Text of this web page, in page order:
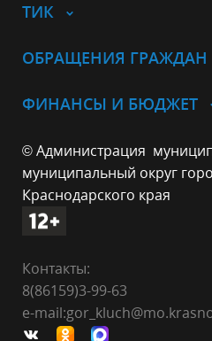
ТИК
ОБРАЩЕНИЯ ГРАЖДАН
ФИНАНСЫ И БЮДЖЕТ
© Администрация
муниципальный округ
Краснодарского края
Контакты:
8(86159)3-99-63
e-